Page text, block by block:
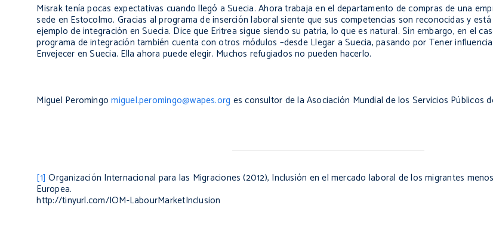
Misrak tenía pocas expectativas cuando llegó a Suecia. Ahora trabaja en el departamento de compras de una
sede en Estocolmo. Gracias al programa de inserción laboral siente que sus competencias son reconocidas y
ejemplo de integración en Suecia. Dice que Eritrea sigue siendo su patria, lo que es natural. Sin embargo, en el
programa de integración también cuenta con otros módulos –desde Llegar a Suecia, pasando por Tener
Envejecer en Suecia. Ella ahora puede elegir. Muchos refugiados no pueden hacerlo.
Miguel Peromingomiguel.peromingo@wapes.org es consultor de la Asociación Mundial de los Servicios Públicos
[1] Organización Internacional para las Migraciones (2012), Inclusión en el mercado laboral de los migrantes
Europea.
http://tinyurl.com/IOM-LabourMarketInclusion